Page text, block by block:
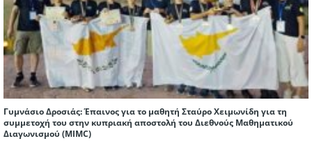
Γυμνάσιο Δροσιάς: Έπαινος για το μαθητή Σταύρο Χειμωνίδη για τη
συμμετοχή του στην κυπριακή αποστολή του Διεθνούς Μαθηματικού
Διαγωνισμού (ΜIMC)